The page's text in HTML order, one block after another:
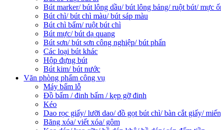
Bút marker/ bút lông dầu/ bút lông bảng/ ruột bút/ mực
Bút chì/ bút chì màu/ bút sáp màu
Bút chì bấm/ ruột bút chì
Bút mực/ bút dạ quang
Bút sơn/ bút sơn công nghiệp/ bút phấn
Các loại bút khác
Hộp đựng bút
Bút kim/ bút nước
Văn phòng phẩm công vụ
Máy bấm lỗ
Đồ bấm / đinh bấm / kẹp gỡ đinh
Kéo
Dao rọc giấy/ lưỡi dao/ đồ gọt bút chì/ bàn cắt giấy/
Băng xóa/ viết xóa/ gôm